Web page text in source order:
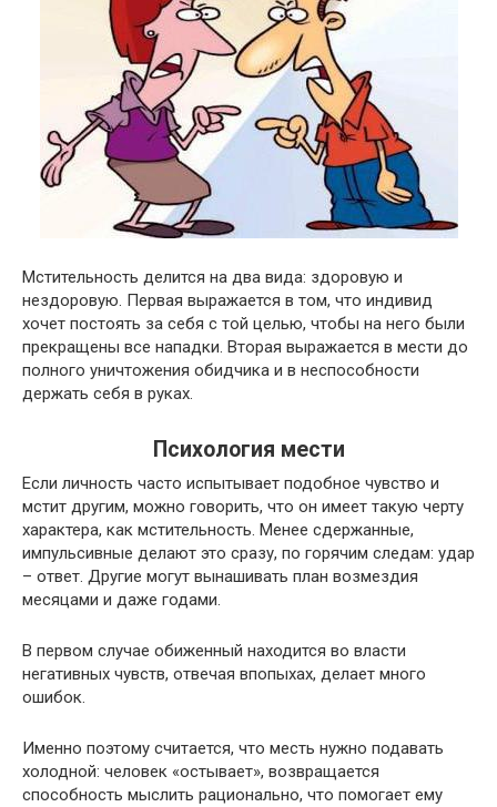
Мстительность делится на два вида: здоровую и
нездоровую. Первая выражается в том, что индивид
хочет постоять за себя с той целью, чтобы на него были
прекращены все нападки. Вторая выражается в мести до
полного уничтожения обидчика и в неспособности
держать себя в руках.
Психология мести
Если личность часто испытывает подобное чувство и
мстит другим, можно говорить, что он имеет такую черту
характера, как мстительность. Менее сдержанные,
импульсивные делают это сразу, по горячим следам: удар
– ответ. Другие могут вынашивать план возмездия
месяцами и даже годами.
В первом случае обиженный находится во власти
негативных чувств, отвечая впопыхах, делает много
ошибок.
Именно поэтому считается, что месть нужно подавать
холодной: человек «остывает», возвращается
способность мыслить рационально, что помогает ему